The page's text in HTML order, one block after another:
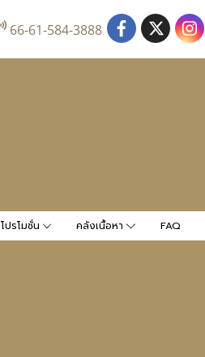
66-61-584-3888
โปรโมชั่น คลังเนื้อหา FAQ